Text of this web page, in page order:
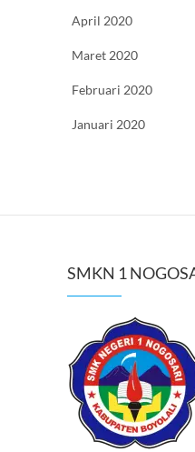
April 2020
Maret 2020
Februari 2020
Januari 2020
SMKN 1